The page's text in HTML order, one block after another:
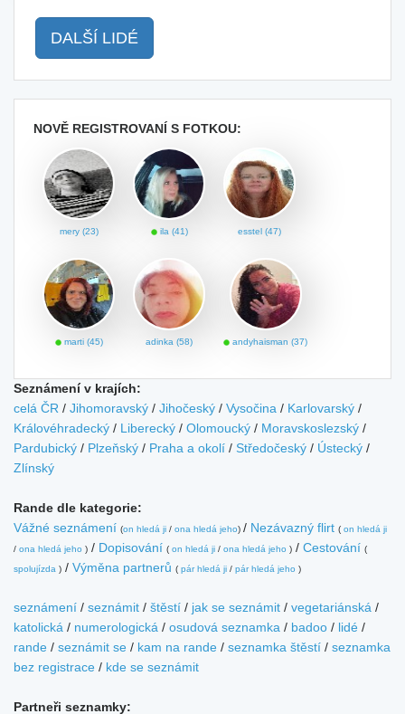
DALŠÍ LIDÉ
NOVĚ REGISTROVANÍ S FOTKOU:
mery (23) ila (41) esstel (47)
marti (45) adinka (58) andyhaisman (37)
Seznámení v krajích:
celá ČR / Jihomoravský / Jihočeský / Vysočina / Karlovarský /
Královéhradecký / Liberecký / Olomoucký / Moravskoslezský /
Pardubický / Plzeňský / Praha a okolí / Středočeský / Ústecký /
Zlínský
Rande dle kategorie:
Vážné seznámení (on hledá ji / ona hledá jeho) / Nezávazný flirt ( on hledá ji
/ ona hledá jeho ) / Dopisování ( on hledá ji / ona hledá jeho ) / Cestování (
spolujízda ) / Výměna partnerů ( pár hledá ji / pár hledá jeho )
seznámení / seznámit / štěstí / jak se seznámit / vegetariánská /
katolická / numerologická / osudová seznamka / badoo / lidé /
rande / seznámit se / kam na rande / seznamka štěstí / seznamka
bez registrace / kde se seznámit
Partneři seznamky: